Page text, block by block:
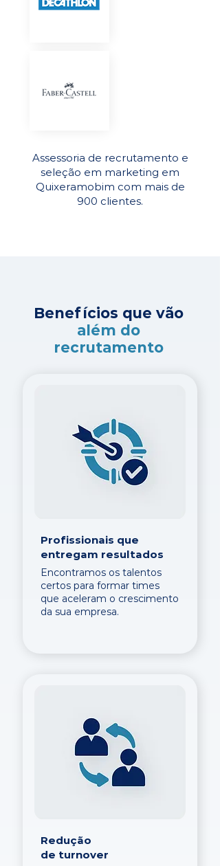
Assessoria de recrutamento e
seleção em marketing em
Quixeramobim com mais de
900 clientes.
Benefícios que vão
além do
recrutamento
Profissionais que
entregam resultados
Encontramos os talentos
certos para formar times
que aceleram o crescimento
da sua empresa.
Redução
de turnover